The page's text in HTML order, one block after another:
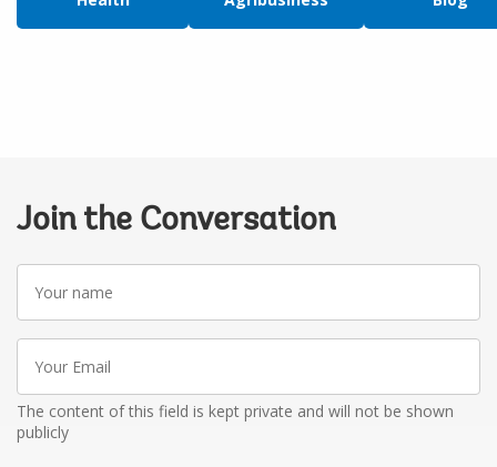
Join the Conversation
Your
name
Your
Email
The content of this field is kept private and will not be shown
publicly